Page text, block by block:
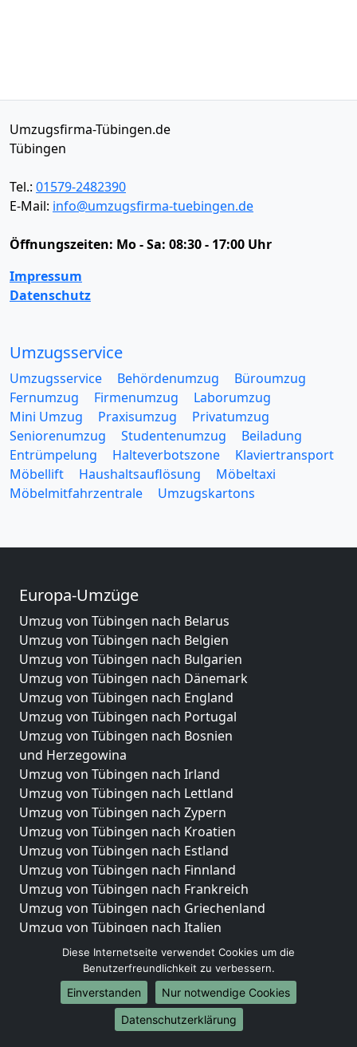
Umzugsfirma-Tübingen.de
Tübingen
Tel.: 01579-2482390
E-Mail: info@umzugsfirma-tuebingen.de
Öffnungszeiten: Mo - Sa: 08:30 - 17:00 Uhr
Impressum
Datenschutz
Umzugsservice
Umzugsservice Behördenumzug
Büroumzug
Fernumzug
Firmenumzug
Laborumzug
Mini Umzug
Praxisumzug
Privatumzug
Seniorenumzug
Studentenumzug
Beiladung
Entrümpelung
Halteverbotszone
Klaviertransport
Möbellift
Haushaltsauflösung
Möbeltaxi
Möbelmitfahrzentrale
Umzugskartons
Europa-Umzüge
Umzug von Tübingen nach Belarus
Umzug von Tübingen nach Belgien
Umzug von Tübingen nach Bulgarien
Umzug von Tübingen nach Dänemark
Umzug von Tübingen nach England
Umzug von Tübingen nach Portugal
Umzug von Tübingen nach Bosnien
und Herzegowina
Umzug von Tübingen nach Irland
Umzug von Tübingen nach Lettland
Umzug von Tübingen nach Zypern
Umzug von Tübingen nach Kroatien
Umzug von Tübingen nach Estland
Umzug von Tübingen nach Finnland
Umzug von Tübingen nach Frankreich
Umzug von Tübingen nach Griechenland
Umzug von Tübingen nach Italien
Umzug von Tübingen nach Liechtenstein
Umzug von Tübingen nach Luxemburg
Umzug von Tübingen nach Niederlande
Umzug von Tübingen nach Norwegen
Umzüge-Deutschlandweit
Diese Internetseite verwendet Cookies um die
Benutzerfreundlichkeit zu verbessern.
Einverstanden
Nur notwendige Cookies
Datenschutzerklärung